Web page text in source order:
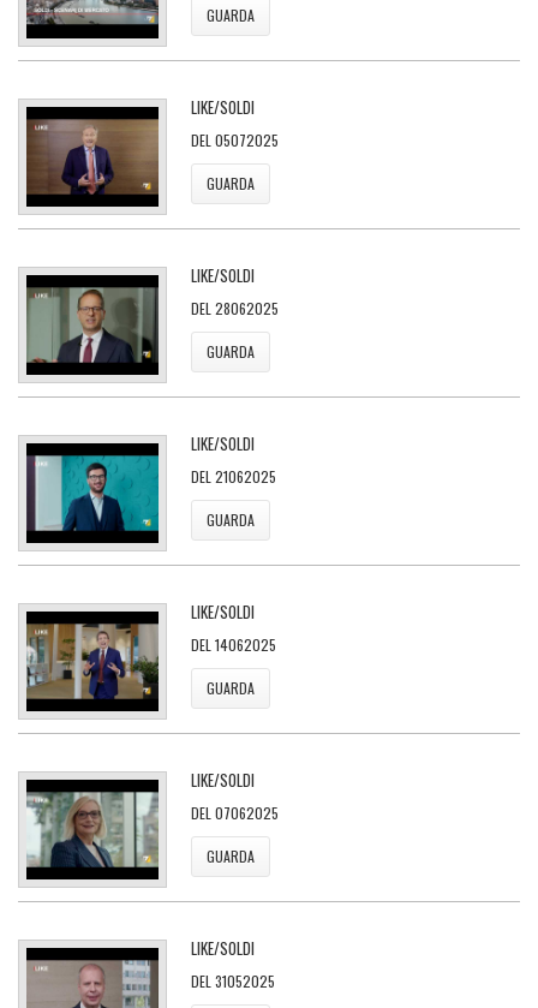
GUARDA
LIKE/SOLDI
DEL 05072025
GUARDA
LIKE/SOLDI
DEL 28062025
GUARDA
LIKE/SOLDI
DEL 21062025
GUARDA
LIKE/SOLDI
DEL 14062025
GUARDA
LIKE/SOLDI
DEL 07062025
GUARDA
LIKE/SOLDI
DEL 31052025